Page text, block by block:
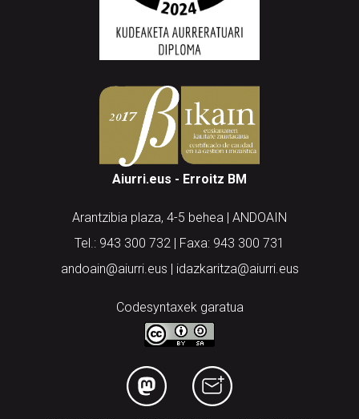
Aiurri.eus - Erroitz BM
Arantzibia plaza, 4-5 behea | ANDOAIN
Tel.: 943 300 732 | Faxa: 943 300 731
andoain@aiurri.eus | idazkaritza@aiurri.eus
Codesyntaxek garatua